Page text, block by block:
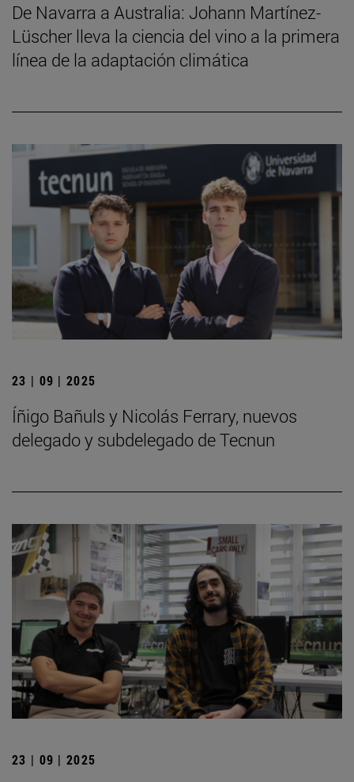
De Navarra a Australia: Johann Martínez-
Lüscher lleva la ciencia del vino a la primera
línea de la adaptación climática
23 | 09 | 2025
Íñigo Bañuls y Nicolás Ferrary, nuevos
delegado y subdelegado de Tecnun
23 | 09 | 2025